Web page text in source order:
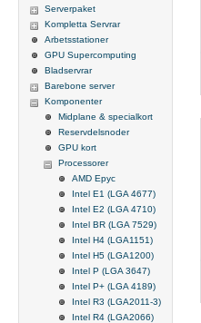
Serverpaket
Kompletta Servrar
Arbetsstationer
GPU Supercomputing
Bladservrar
Barebone server
Komponenter
Midplane & specialkort
Reservdelsnoder
GPU kort
Processorer
AMD Epyc
Intel E1 (LGA 4677)
Intel E2 (LGA 4710)
Intel BR (LGA 7529)
Intel H4 (LGA1151)
Intel H5 (LGA1200)
Intel P (LGA 3647)
Intel P+ (LGA 4189)
Intel R3 (LGA2011-3)
Intel R4 (LGA2066)